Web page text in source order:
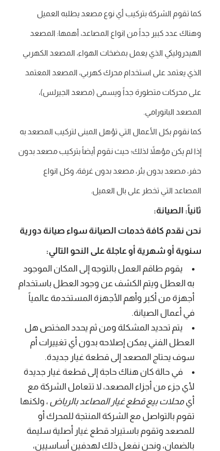
كما تقوم الشركة بتركيب أي نوع مصعد يطلبه العميل
وهناك عدد كبير جداً من انواع المصاعد، أهمها: المصعد
الهيدروليكي الذي يعمل بمضخات الهواء، المصعد الكهربي
الذي يعتمد على استخدام محرك كهربي، المصعد المعتمد
على محركات متطورة جداً ويسمى (مصعد الجيرلس)،
المصعد البانورامي.
كما نقوم بكل الأعمال التي تؤهل المبنى لتركيب المصعد به
إذا لم يكن مؤهلاً لذلك؛ حيث نقوم أيضاً بتركيب مصعد بدون
حفر، مصعد بدون بئر، مصعد بدون غرفة، وكل انواع
المصاعد التي تخطر على بال العميل.
ثانياً: الصيانة:
نحن نقدم كافة خدمات الصيانة سواء صيانة دورية
سنوية أو شهرية أو عاجلة على النحو التالي:
يقوم طاقم العمل بالتوجه إلى المكان الموجود
به العطل ويتم الكشف عن وجود العطل باستخدام
أجهزة من أكبر وأهم الأجهزة المستخدمة عالمياً
في أعمال الصيانة.
يتم تحديد المشكلة ومن ثم يحدد المختص هل
العطل الفني يمكن إصلاحه بدون أي تغييرات أم
سوف يحتاج المصعد إلى قطعة غيار جديدة.
في حالة كان هناك حاجة إلى قطعة غيار جديدة
لأي جزء من أجزاء المصعد، لا تتعامل الشركة مع
أيمحلات بيع قطع غيار المصاعد بالرياض ، ولكنها
تقوم بالتواصل مع الشركة المنتجة للمحرك أو
للمصعد وتقوم باستيراد قطع غيار أصلية سليمة
بالضمان، ونحن نفعل ذلك لهدفين أساسيين،